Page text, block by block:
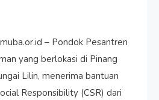
– Pondok Pesantren
yang berlokasi di Pinang
Lilin, menerima bantuan
Responsibility (CSR) dari